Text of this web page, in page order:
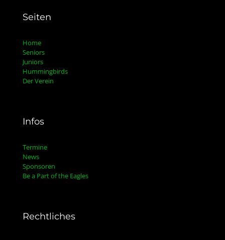
Seiten
Home
Seniors
Juniors
Hummingbirds
Der Verein
Infos
Termine
News
Sponsoren
Be a Part of the Eagles
Rechtliches